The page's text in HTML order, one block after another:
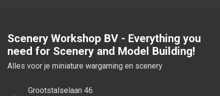
Scenery Workshop BV - Everything you
need for Scenery and Model Building!
Alles voor je miniature wargaming en scenery
Grootstalselaan 46